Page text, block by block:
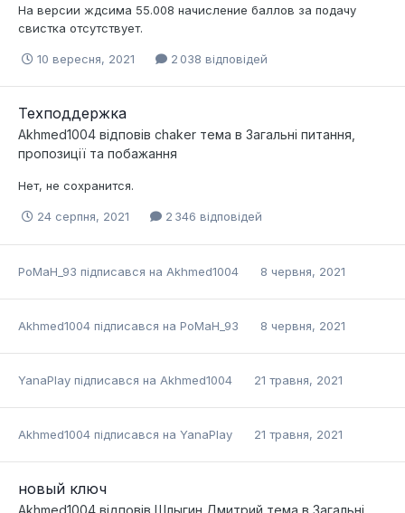
На версии ждсима 55.008 начисление баллов за подачу
свистка отсутствует.
10 вересня, 2021 2 038 відповідей
Техподдержка
Akhmed1004 відповів chaker тема в Загальні питання,
пропозиції та побажання
Нет, не сохранится.
24 серпня, 2021 2 346 відповідей
PoMaH_93 підписався на Akhmed1004 8 червня, 2021
Akhmed1004 підписався на PoMaH_93 8 червня, 2021
YanaPlay підписався на Akhmed1004 21 травня, 2021
Akhmed1004 підписався на YanaPlay 21 травня, 2021
новый ключ
Akhmed1004 відповів Шлыгин Дмитрий тема в Загальні